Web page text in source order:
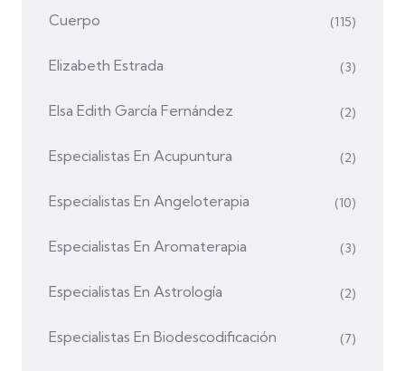
Cuerpo (115)
Elizabeth Estrada (3)
Elsa Edith García Fernández (2)
Especialistas En Acupuntura (2)
Especialistas En Angeloterapia (10)
Especialistas En Aromaterapia (3)
Especialistas En Astrología (2)
Especialistas En Biodescodificación (7)